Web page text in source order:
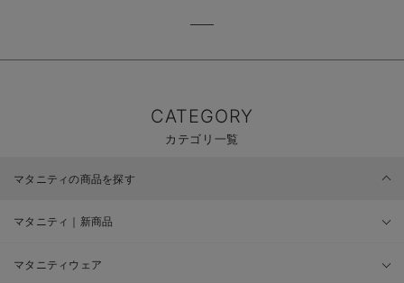
CATEGORY
カテゴリ一覧
マタニティの商品を探す
マタニティ｜新商品
マタニティウェア